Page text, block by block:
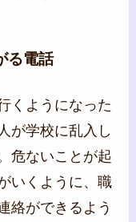
る電話
くようになった
が学校に乱入し
危ないことが起
いくように、職
絡ができるよう